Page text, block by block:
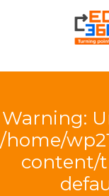
ク
Warning:
/home/
content/